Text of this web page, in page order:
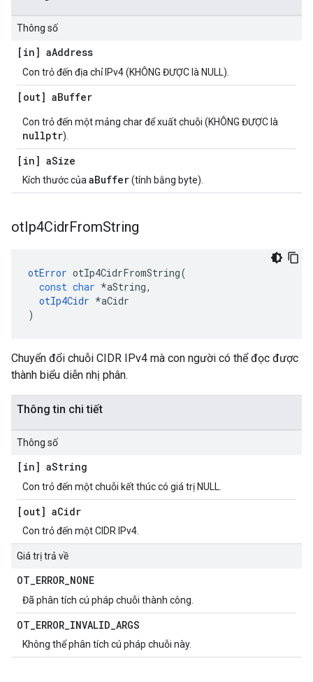
Thông số
[in] aAddress
Con trỏ đến địa chỉ IPv4 (KHÔNG ĐƯỢC là NULL).
[out] aBuffer
Con trỏ đến một mảng char để xuất chuỗi (KHÔNG ĐƯỢC là
nullptr).
[in] aSize
Kích thước của aBuffer(tính bằng byte).
otIp4CidrFromString
otError otIp4CidrFromString(
const char *aString,
otIp4Cidr *aCidr
)
Chuyển đổi chuỗi CIDR IPv4 mà con người có thể đọc được
thành biểu diễn nhị phân.
Thông tin chi tiết
Thông số
[in] aString
Con trỏ đến một chuỗi kết thúc có giá trị NULL.
[out] aCidr
Con trỏ đến một CIDR IPv4.
Giá trị trả về
OT_ERROR_NONE
Đã phân tích cú pháp chuỗi thành công.
OT_ERROR_INVALID_ARGS
Không thể phân tích cú pháp chuỗi này.